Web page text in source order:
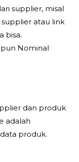
supplier, misal
atau link
bisa.
Nominal
dan produk
adalah
produk.